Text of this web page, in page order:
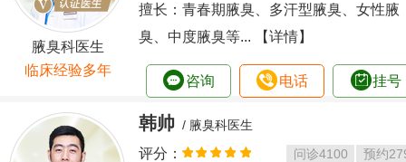
腋臭科医生
临床经验多年
擅长：青春期腋臭、多汗型腋臭、女性腋
臭、中度腋臭等...
【详情】
咨询 电话 挂号
韩帅 / 腋臭科医生
评分： 问诊4100 预约